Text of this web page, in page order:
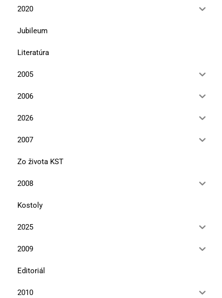
2020
Jubileum
Literatúra
2005
2006
2026
2007
Zo života KST
2008
Kostoly
2025
2009
Editoriál
2010